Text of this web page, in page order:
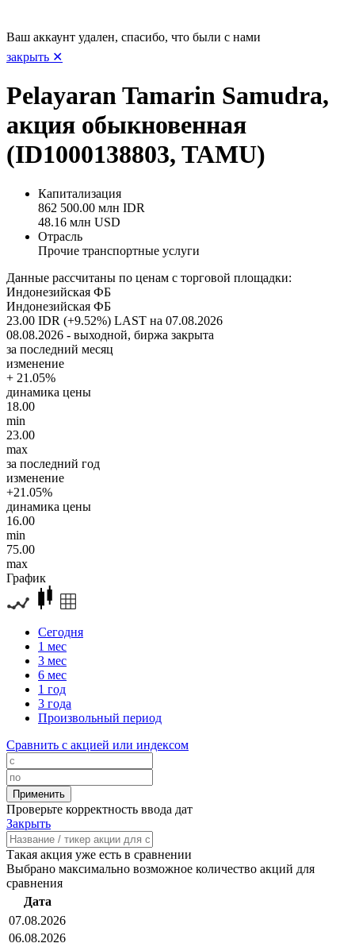
Ваш аккаунт удален, спасибо, что были с нами
закрыть ✕
Pelayaran Tamarin Samudra,
акция обыкновенная
(ID1000138803, TAMU)
Капитализация
862 500.00 млн IDR
48.16 млн USD
Отрасль
Прочие транспортные услуги
Данные рассчитаны по ценам с торговой площадки:
Индонезийская ФБ
Индонезийская ФБ
23.00 IDR (+9.52%) LAST на 07.08.2026
08.08.2026 - выходной, биржа закрыта
за последний месяц
изменение
+ 21.05%
динамика цены
18.00
min
23.00
max
за последний год
изменение
+21.05%
динамика цены
16.00
min
75.00
max
График
Сегодня
1 мес
3 мес
6 мес
1 год
3 года
Произвольный период
Сравнить с акцией или индексом
Проверьте корректность ввода дат
Закрыть
Такая акция уже есть в сравнении
Выбрано максимально возможное количество акций для
сравнения
Дата
07.08.2026
06.08.2026